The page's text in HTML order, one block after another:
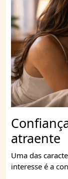
atraente
Uma das
interesse é a